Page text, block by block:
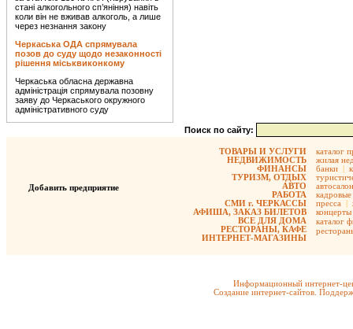
стані алкогольного сп’яніння) навіть
коли він не вживав алкоголь, а лише
через незнання закону
Черкаська ОДА спрямувала
позов до суду щодо незаконності
рішення міськвиконкому
Черкаська обласна державна
адміністрація спрямувала позовну
заяву до Черкаського окружного
адміністративного суду
Поиск по сайту:
Добавить предприятие
ТОВАРЫ И УСЛУГИ
НЕДВИЖИМОСТЬ
ФИНАНСЫ
ТУРИЗМ, ОТДЫХ
АВТО
РАБОТА
СМИ г. ЧЕРКАССЫ
АФИША, ЗАКАЗ БИЛЕТОВ
ВСЕ ДЛЯ ДОМА
РЕСТОРАНЫ, КАФЕ
ИНТЕРНЕТ-МАГАЗИНЫ
каталог
жилая
банки |
кадровые
пресса |
концерты
каталог
Информационный интернет-
Создание интернет-сайтов.